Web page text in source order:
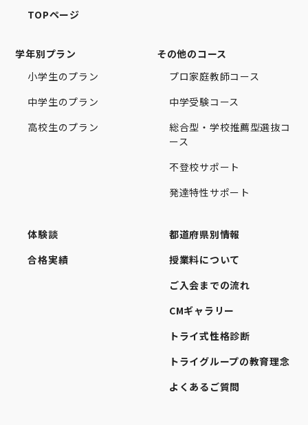
TOPページ
学年別プラン
小学生のプラン
中学生のプラン
高校生のプラン
その他のコース
プロ家庭教師コース
中学受験コース
総合型・学校推薦型選抜コ
ース
不登校サポート
発達特性サポート
体験談
合格実績
都道府県別情報
授業料について
ご入会までの流れ
CMギャラリー
トライ式性格診断
トライグループの教育理念
よくあるご質問